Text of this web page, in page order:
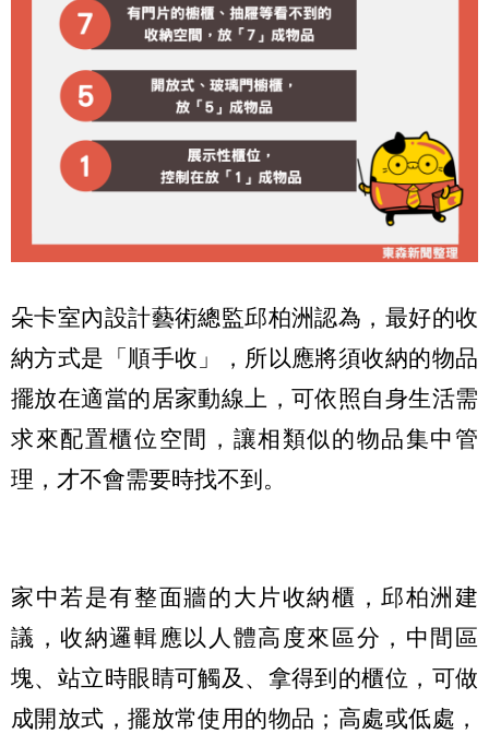
朵卡室內設計藝術總監邱柏洲認為，最好的收
納方式是「順手收」，所以應將須收納的物品
擺放在適當的居家動線上，可依照自身生活需
求來配置櫃位空間，讓相類似的物品集中管
理，才不會需要時找不到。
家中若是有整面牆的大片收納櫃，邱柏洲建
議，收納邏輯應以人體高度來區分，中間區
塊、站立時眼睛可觸及、拿得到的櫃位，可做
成開放式，擺放常使用的物品；高處或低處，